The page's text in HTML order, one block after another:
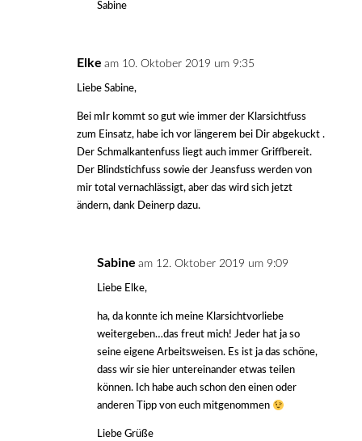
Sabine
Elke am 10. Oktober 2019 um 9:35
Liebe Sabine,
Bei mIr kommt so gut wie immer der Klarsichtfuss
zum Einsatz, habe ich vor längerem bei Dir abgekuckt .
Der Schmalkantenfuss liegt auch immer Griffbereit.
Der Blindstichfuss sowie der Jeansfuss werden von
mir total vernachlässigt, aber das wird sich jetzt
ändern, dank Deinerp dazu.
Sabine am 12. Oktober 2019 um 9:09
Liebe Elke,
ha, da konnte ich meine Klarsichtvorliebe
weitergeben…das freut mich! Jeder hat ja so
seine eigene Arbeitsweisen. Es ist ja das schöne,
dass wir sie hier untereinander etwas teilen
können. Ich habe auch schon den einen oder
anderen Tipp von euch mitgenommen
Liebe Grüße